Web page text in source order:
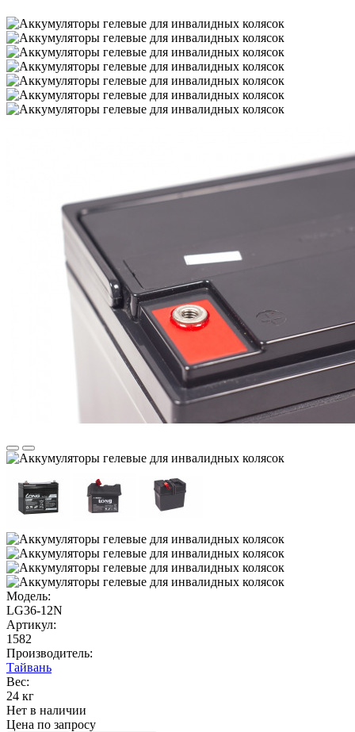
Модель:
LG36-12N
Артикул:
1582
Производитель:
Тайвань
Вес:
24 кг
Нет в наличии
Цена по запросу